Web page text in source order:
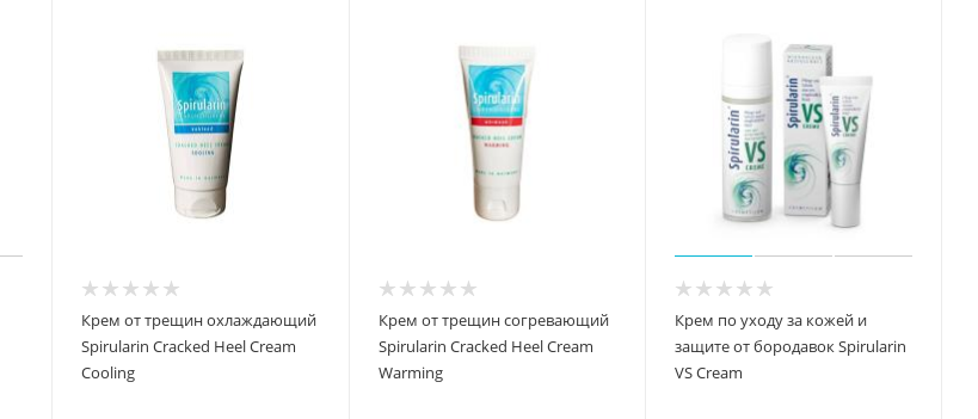
Крем от трещин охлаждающий
Spirularin Cracked Heel Cream
Cooling
Крем от трещин согревающий
Spirularin Cracked Heel Cream
Warming
Крем по уходу за кожей и
защите от бородавок Spirularin
VS Cream